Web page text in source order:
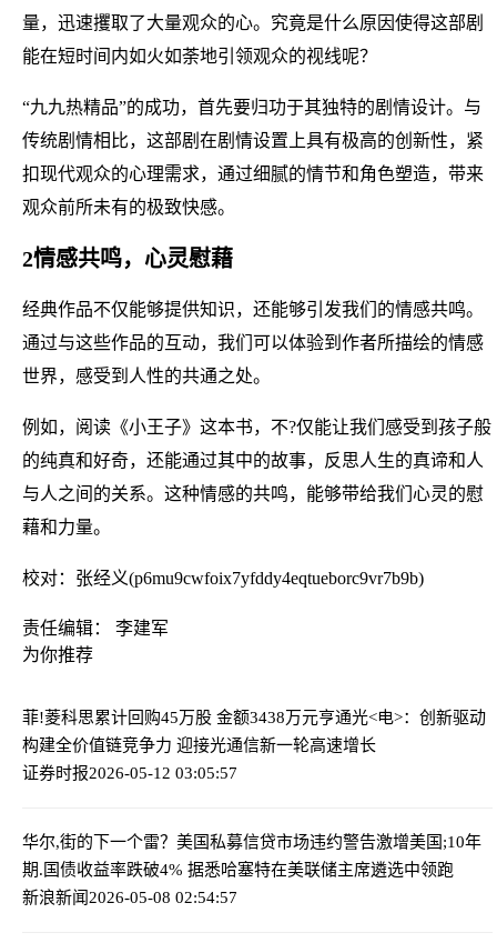
量，迅速攫取了大量观众的心。究竟是什么原因使得这部剧
能在短时间内如火如荼地引领观众的视线呢？
“九九热精品”的成功，首先要归功于其独特的剧情设计。与
传统剧情相比，这部剧在剧情设置上具有极高的创新性，紧
扣现代观众的心理需求，通过细腻的情节和角色塑造，带来
观众前所未有的极致快感。
2情感共鸣，心灵慰藉
经典作品不仅能够提供知识，还能够引发我们的情感共鸣。
通过与这些作品的互动，我们可以体验到作者所描绘的情感
世界，感受到人性的共通之处。
例如，阅读《小王子》这本书，不?仅能让我们感受到孩子般
的纯真和好奇，还能通过其中的故事，反思人生的真谛和人
与人之间的关系。这种情感的共鸣，能够带给我们心灵的慰
藉和力量。
校对：张经义(p6mu9cwfoix7yfddy4eqtueborc9vr7b9b)
责任编辑： 李建军
为你推荐
菲!菱科思累计回购45万股 金额3438万元亨通光<电>：创新驱动
构建全价值链竞争力 迎接光通信新一轮高速增长
证券时报2026-05-12 03:05:57
华尔,街的下一个雷？美国私募信贷市场违约警告激增美国;10年
期.国债收益率跌破4% 据悉哈塞特在美联储主席遴选中领跑
新浪新闻2026-05-08 02:54:57